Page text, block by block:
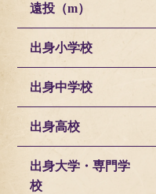
遠投（m）
出身小学校
出身中学校
出身高校
出身大学・専門学
校